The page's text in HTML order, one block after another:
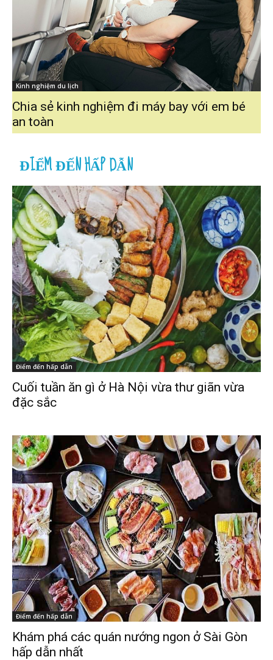
Kinh nghiệm du lịch
Chia sẻ kinh nghiệm đi máy bay với em bé
an toàn
ĐIỂM ĐẾN HẤP DẪN
Điểm đến hấp dẫn
Cuối tuần ăn gì ở Hà Nội vừa thư giãn vừa
đặc sắc
Điểm đến hấp dẫn
Khám phá các quán nướng ngon ở Sài Gòn
hấp dẫn nhất